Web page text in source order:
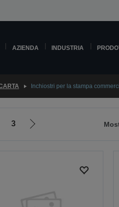
AZIENDA INDUSTRIA
Inchiostri per la stampa
3
Vai